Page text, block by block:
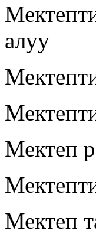
алуу
Мектеп
Мектеп